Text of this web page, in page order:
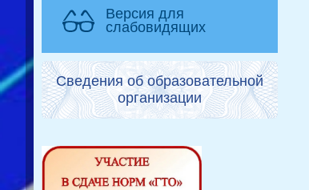
Версия для
слабовидящих
Сведения об образовательной
организации